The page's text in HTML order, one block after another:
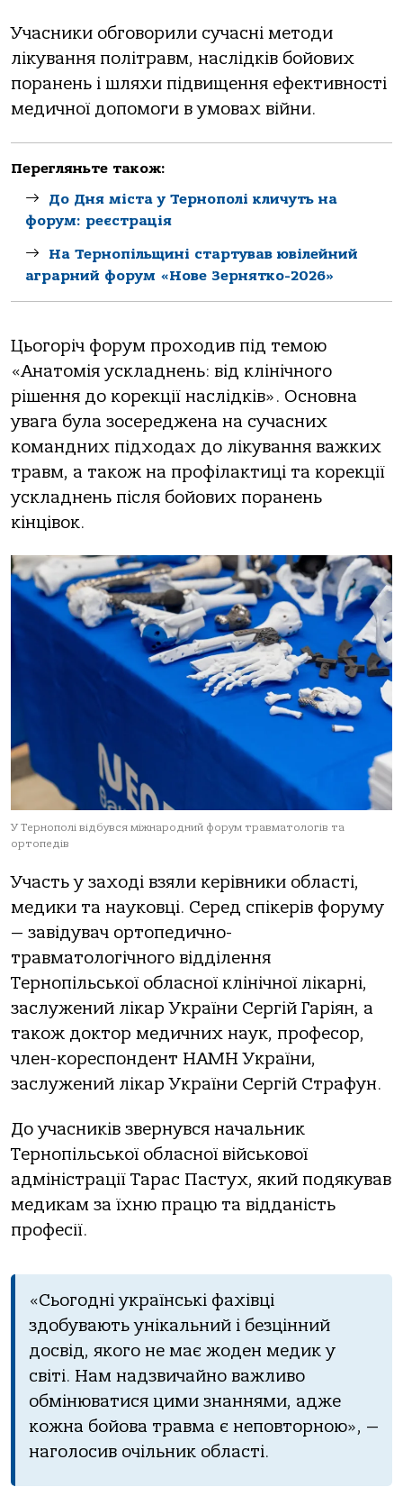
Учасники обговорили сучасні методи
лікування політравм, наслідків бойових
поранень і шляхи підвищення ефективності
медичної допомоги в умовах війни.
Перегляньте також:
До Дня міста у Тернополі кличуть на
форум: реєстрація
На Тернопільщині стартував ювілейний
аграрний форум «Нове Зернятко-2026»
Цьогоріч форум проходив під темою
«Анатомія ускладнень: від клінічного
рішення до корекції наслідків». Основна
увага була зосереджена на сучасних
командних підходах до лікування важких
травм, а також на профілактиці та корекції
ускладнень після бойових поранень
кінцівок.
У Тернополі відбувся міжнародний форум травматологів та
ортопедів
Участь у заході взяли керівники області,
медики та науковці. Серед спікерів форуму
— завідувач ортопедично-
травматологічного відділення
Тернопільської обласної клінічної лікарні,
заслужений лікар України Сергій Гаріян, а
також доктор медичних наук, професор,
член-кореспондент НАМН України,
заслужений лікар України Сергій Страфун.
До учасників звернувся начальник
Тернопільської обласної військової
адміністрації Тарас Пастух, який подякував
медикам за їхню працю та відданість
професії.
«Сьогодні українські фахівці
здобувають унікальний і безцінний
досвід, якого не має жоден медик у
світі. Нам надзвичайно важливо
обмінюватися цими знаннями, адже
кожна бойова травма є неповторною», —
наголосив очільник області.